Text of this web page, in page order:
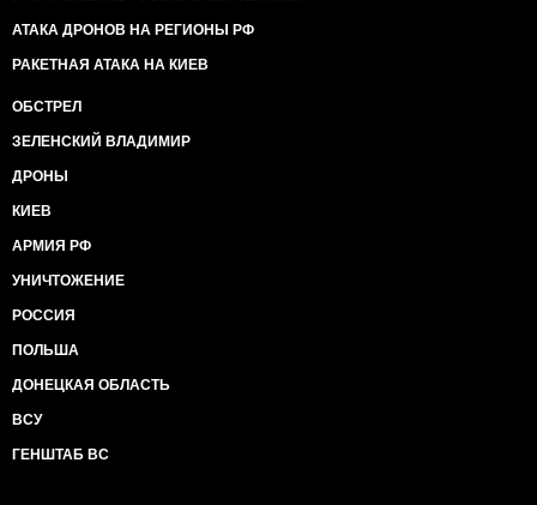
АТАКА ДРОНОВ НА РЕГИОНЫ РФ
РАКЕТНАЯ АТАКА НА КИЕВ
ОБСТРЕЛ
ЗЕЛЕНСКИЙ ВЛАДИМИР
ДРОНЫ
КИЕВ
АРМИЯ РФ
УНИЧТОЖЕНИЕ
РОССИЯ
ПОЛЬША
ДОНЕЦКАЯ ОБЛАСТЬ
ВСУ
ГЕНШТАБ ВС